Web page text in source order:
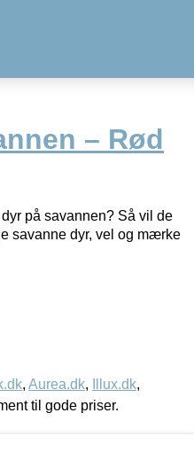
– Rød
på savannen? Så vil de
savanne dyr, vel og mærke
, Aurea.dk, Illux.dk,
til gode priser.